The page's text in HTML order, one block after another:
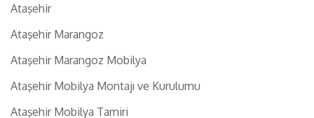
Ataşehir
Ataşehir Marangoz
Ataşehir Marangoz Mobilya
Ataşehir Mobilya Montajı ve Kurulumu
Ataşehir Mobilya Tamiri